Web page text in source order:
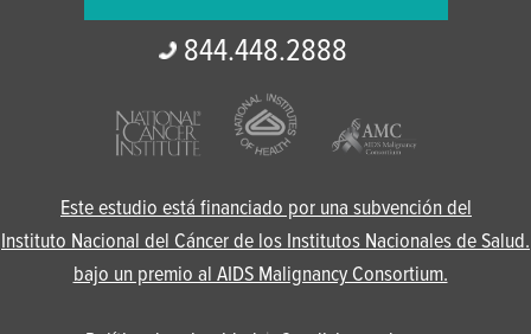
844.448.2888
Este estudio está financiado por una subvención del
Instituto Nacional del Cáncer de los Institutos Nacionales de Salud.
bajo un premio al AIDS Malignancy Consortium.